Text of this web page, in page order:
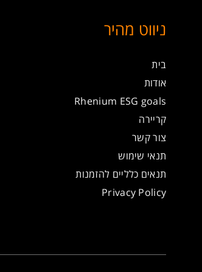
ניווט מהיר
בית
אודות
Rhenium ESG goals
קריירה
צור קשר
תנאי שימוש
תנאים כלליים להזמנות
Privacy Policy